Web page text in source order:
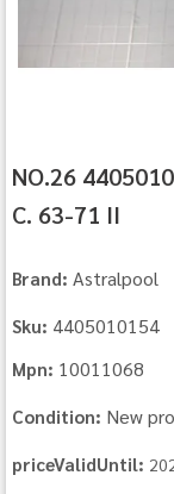
NO.26
C. 63-71 II
Brand: Astralpool
Sku: 4405010154
Mpn: 10011068
Condition: New
priceValidUntil: